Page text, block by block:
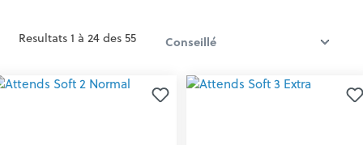
Resultats 1 à 24 des 55